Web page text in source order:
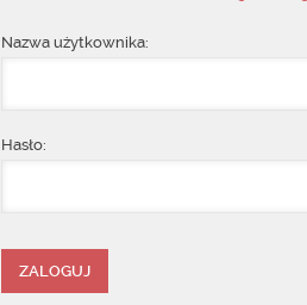
Nazwa użytkownika:
Hasło: